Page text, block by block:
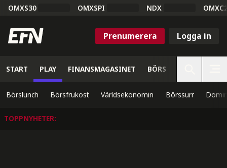
OMXS30 OMXSPI NDX
Prenumerera Logga in
START PLAY FINANSMAGASINET BÖRS
Börslunch Börsfrukost Världsekonomin Börssurr
TOPPNYHETER: